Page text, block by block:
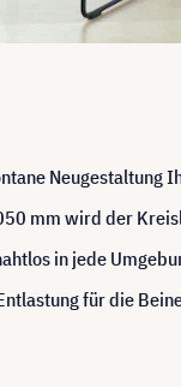
mm wird der
in jede
für die